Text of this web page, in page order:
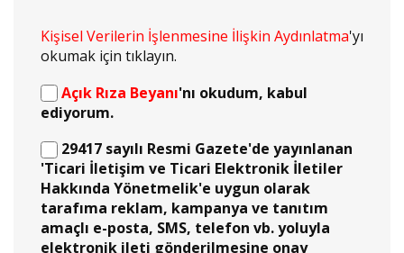
Kişisel Verilerin İşlenmesine İlişkin Aydınlatma'yı
okumak için tıklayın.
Açık Rıza Beyanı'nı okudum, kabul
ediyorum.
29417 sayılı Resmi Gazete'de yayınlanan
'Ticari İletişim ve Ticari Elektronik İletiler
Hakkında Yönetmelik'e uygun olarak
tarafıma reklam, kampanya ve tanıtım
amaçlı e-posta, SMS, telefon vb. yoluyla
elektronik ileti gönderilmesine onay